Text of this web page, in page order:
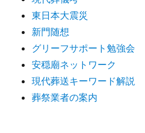
東日本大震災
新門随想
グリーフサポート勉強会
安穏廟ネットワーク
現代葬送キーワード解説
葬祭業者の案内